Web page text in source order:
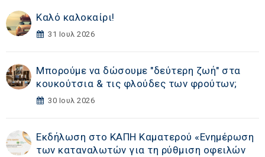
Καλό καλοκαίρι!
31 Ιουλ 2026
Μπορούμε να δώσουμε "δεύτερη ζωή" στα
κουκούτσια & τις φλούδες των φρούτων;
30 Ιουλ 2026
Εκδήλωση στο ΚΑΠΗ Καματερού «Eνημέρωση
των καταναλωτών για τη ρύθμιση οφειλών